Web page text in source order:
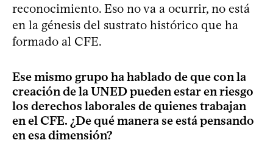
reconocimiento. Eso no va a ocurrir, no está
en la génesis del sustrato histórico que ha
formado al CFE.
Ese mismo grupo ha hablado de que con la
creación de la UNED pueden estar en riesgo
los derechos laborales de quienes trabajan
en el CFE. ¿De qué manera se está pensando
en esa dimensión?